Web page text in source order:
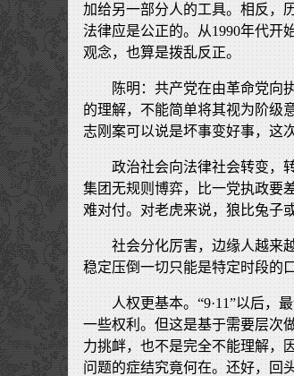
加给另一部分人的工具。相反，
法律应是公正的。从1990年代开
观念，也算是拨乱反正。
陈明：共产党在由革命党向
的理解，不能简单将其视为阶级
志刚案可以说是坏事变好事，这
政治社会向法律社会转变，
集团无规则博弈，比一党执政要
难对付。对老虎来说，狼比兔子
社会分化厉害，边缘人越来
稳定压倒一切只能是特定时段的
人权更基本。“9·11”以后，
一些权利。但这是基于需要层次
力挑衅，也不是完全不能理解，
问题的症结究竟何在。还好，回